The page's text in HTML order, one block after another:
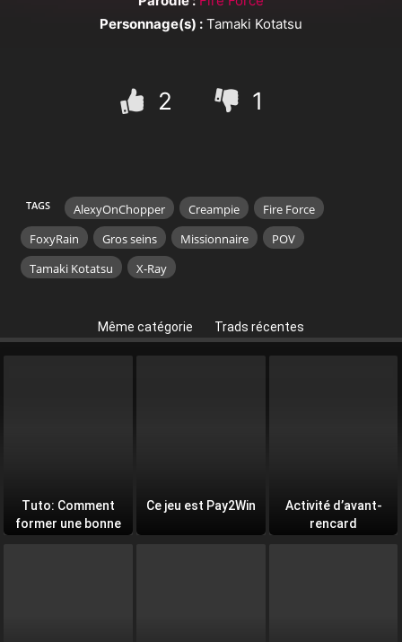
Personnage(s) : Tamaki Kotatsu
2 1
TAGS AlexyOnChopper Creampie
Fire Force
FoxyRain
Gros seins Missionnaire
POV
Tamaki Kotatsu
X-Ray
Même catégorie Trads récentes
Tuto: Comment
former une bonne
Ce jeu est Pay2Win
Activité d’avant-
rencard